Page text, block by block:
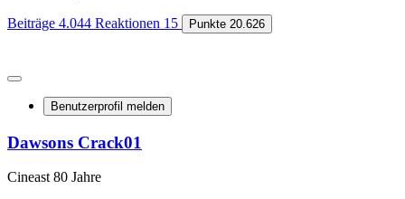
Beiträge 4.044 Reaktionen 15 Punkte 20.626
Benutzerprofil melden
Dawsons Crack01
Cineast 80 Jahre